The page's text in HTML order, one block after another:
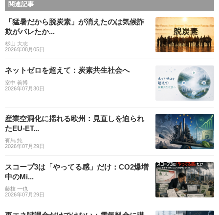
関連記事
「猛暑だから脱炭素」が消えたのは気候詐
欺がバレたか...
杉山 大志
2026年08月05日
ネットゼロを超えて：炭素共生社会へ
室中 善博
2026年07月30日
産業空洞化に揺れる欧州：見直しを迫られ
たEU-ET...
有馬 純
2026年07月29日
スコープ3は「やってる感」だけ：CO2爆増
中のMi...
藤枝 一也
2026年07月29日